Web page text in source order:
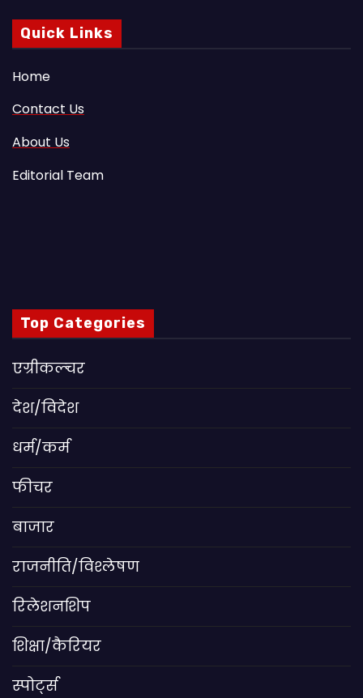
Quick Links
Home
Contact Us
About Us
Editorial Team
Top Categories
एग्रीकल्चर
देश/विदेश
धर्म/कर्म
फीचर
बाजार
राजनीति/विश्लेषण
रिलेशनशिप
शिक्षा/कैरियर
स्पोर्ट्स